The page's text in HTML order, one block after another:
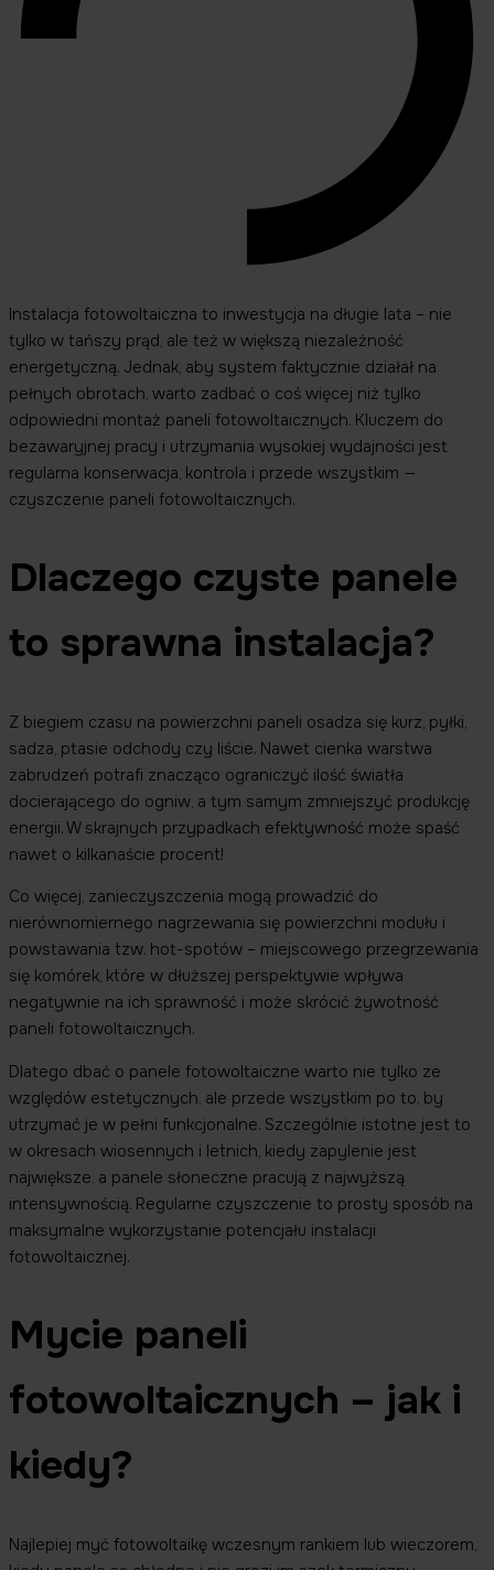
Instalacja fotowoltaiczna to inwestycja na długie lata – nie
tylko w tańszy prąd, ale też w większą niezależność
energetyczną. Jednak, aby system faktycznie działał na
pełnych obrotach, warto zadbać o coś więcej niż tylko
odpowiedni montaż paneli fotowoltaicznych. Kluczem do
bezawaryjnej pracy i utrzymania wysokiej wydajności jest
regularna konserwacja, kontrola i przede wszystkim —
czyszczenie paneli fotowoltaicznych.
Dlaczego czyste panele
to sprawna instalacja?
Z biegiem czasu na powierzchni paneli osadza się kurz, pyłki,
sadza, ptasie odchody czy liście. Nawet cienka warstwa
zabrudzeń potrafi znacząco ograniczyć ilość światła
docierającego do ogniw, a tym samym zmniejszyć produkcję
energii. W skrajnych przypadkach efektywność może spaść
nawet o kilkanaście procent!
Co więcej, zanieczyszczenia mogą prowadzić do
nierównomiernego nagrzewania się powierzchni modułu i
powstawania tzw. hot-spotów – miejscowego przegrzewania
się komórek, które w dłuższej perspektywie wpływa
negatywnie na ich sprawność i może skrócić żywotność
paneli fotowoltaicznych.
Dlatego dbać o panele fotowoltaiczne warto nie tylko ze
względów estetycznych, ale przede wszystkim po to, by
utrzymać je w pełni funkcjonalne. Szczególnie istotne jest to
w okresach wiosennych i letnich, kiedy zapylenie jest
największe, a panele słoneczne pracują z najwyższą
intensywnością. Regularne czyszczenie to prosty sposób na
maksymalne wykorzystanie potencjału instalacji
fotowoltaicznej.
Mycie paneli
fotowoltaicznych – jak i
kiedy?
Najlepiej myć fotowoltaikę wczesnym rankiem lub wieczorem,